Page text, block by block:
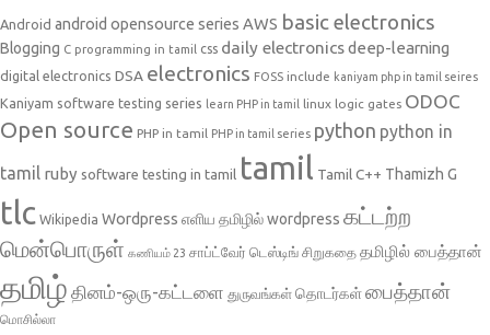
Android android opensource series AWS basic electronics
Blogging C programming in tamil css daily electronicsdeep-learning
digital electronics DSA electronics FOSS include kaniyam php in tamil seires
Kaniyam software testing series learn PHP in tamil linux logic gates ODOC
Open source PHP in tamil PHP in tamil series python python in
tamil ruby software testing in tamil tamil Tamil C++ Thamizh G
tlc Wikipedia Wordpress எளிய தமிழில் wordpress கட்டற்ற
மென்பொருள் கணியம் 23 சாப்ட்வேர் டெஸ்டிங் சிறுகதை தமிழில் பைத்தான்
தமிழ் தினம்-ஒரு-கட்டளை துருவங்கள் தொடர்கள்பைத்தான்
மொசில்லா